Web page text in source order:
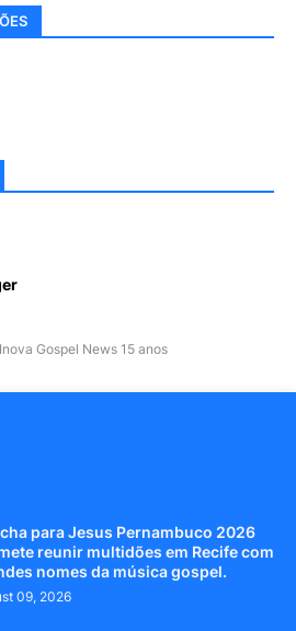
Gospel News 15 anos
para Jesus Pernambuco 2026
reunir multidões em Recife com
nomes da música gospel.
09, 2026